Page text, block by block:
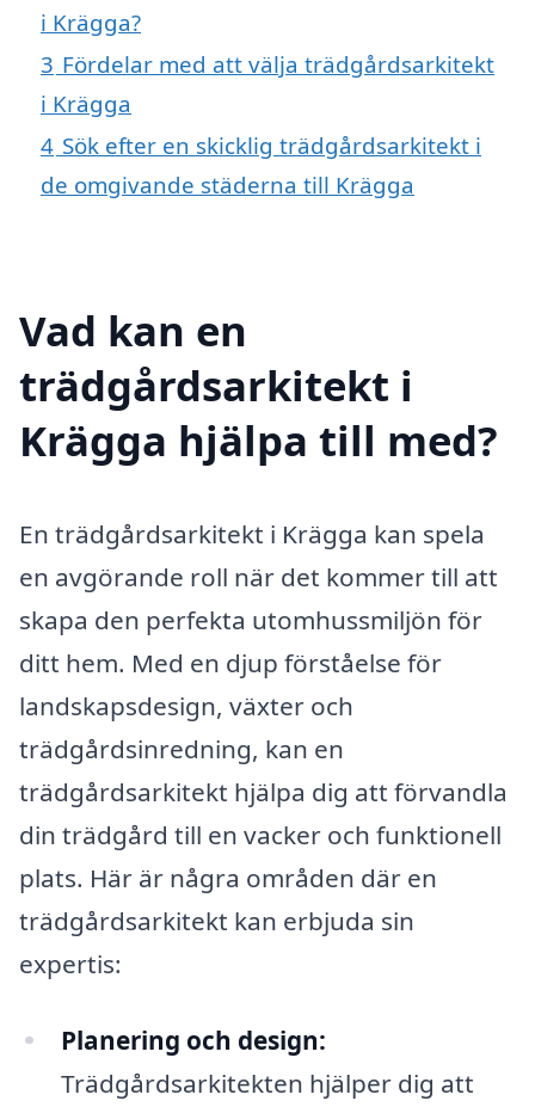
i Krägga?
3 Fördelar med att välja trädgårdsarkitekt
i Krägga
4 Sök efter en skicklig trädgårdsarkitekt i
de omgivande städerna till Krägga
Vad kan en
trädgårdsarkitekt i
Krägga hjälpa till med?
En trädgårdsarkitekt i Krägga kan spela
en avgörande roll när det kommer till att
skapa den perfekta utomhussmiljön för
ditt hem. Med en djup förståelse för
landskapsdesign, växter och
trädgårdsinredning, kan en
trädgårdsarkitekt hjälpa dig att förvandla
din trädgård till en vacker och funktionell
plats. Här är några områden där en
trädgårdsarkitekt kan erbjuda sin
expertis:
Planering och design:
Trädgårdsarkitekten hjälper dig att